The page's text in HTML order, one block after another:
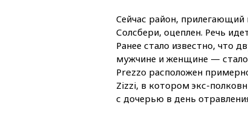
Cейчас район,
Солсбери, оцеплен. Речь
Ранее стало известно, что
мужчине и женщине —
Prezzo расположен
Zizzi, в котором экс-
с дочерью в день